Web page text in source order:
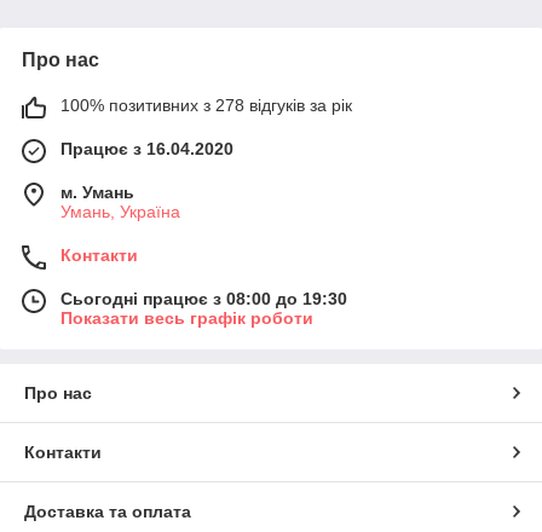
Про нас
100% позитивних з 278 відгуків за рік
Працює з 16.04.2020
м. Умань
Умань, Україна
Контакти
Сьогодні працює з 08:00 до 19:30
Показати весь графік роботи
Про нас
Контакти
Доставка та оплата